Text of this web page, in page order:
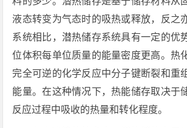
液态转变为气态时的吸热或释放，反之
系统相比，潜热储存系统具有一定的优
位体积每单位质量的能量密度更高。热
完全可逆的化学反应中分子键断裂和重
能量。在这种情况下，热能储存取决于
反应过程中吸收的热量和转化程度。